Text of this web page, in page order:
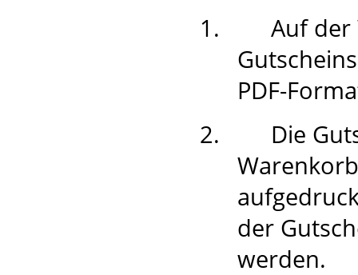
1.
Auf der
PDF-
2.
Die
der
werden.